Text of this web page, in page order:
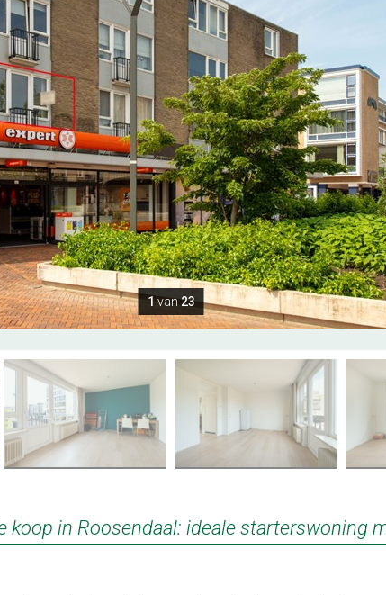
1 van23
koop in Roosendaal: ideale starterswoning